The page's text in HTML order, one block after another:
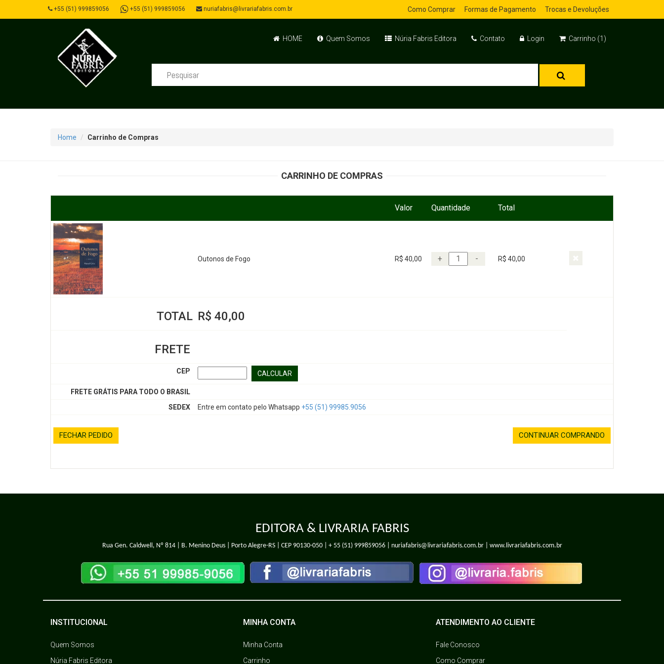
+55 (51) 999859056 +55 (51) 999859056 nuriafabris@livrariafabris.com.br Como Comprar Formas de Pagamento Trocas e Devoluções
HOME Quem Somos Núria Fabris Editora Contato Login Carrinho (1)
Home Carrinho de Compras
CARRINHO DE COMPRAS
Valor Quantidade Total
Outonos de Fogo R$ 40,00 + - R$ 40,00
TOTAL R$ 40,00
FRETE
CEP CALCULAR
FRETE GRÁTIS PARA TODO O BRASIL
SEDEX
Entre em contato pelo Whatsapp +55 (51) 99985.9056
FECHAR PEDIDO CONTINUAR COMPRANDO
EDITORA & LIVRARIA FABRIS
Rua Gen. Caldwell, Nº 814 | B. Menino Deus | Porto Alegre-RS | CEP 90130-050 | + 55 (51) 999859056| nuriafabris@livrariafabris.com.br | www.livrariafabris.com.br
INSTITUCIONAL
Quem Somos
Núria Fabris Editora
MINHA CONTA
Minha Conta
Carrinho
ATENDIMENTO AO CLIENTE
Fale Conosco
Como Comprar